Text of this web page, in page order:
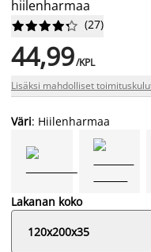
hiilenharmaa





 (27)
44,99/KPL
Lisäksi mahdolliset
Väri: Hiilenharmaa
Lakanan koko
120x200x35